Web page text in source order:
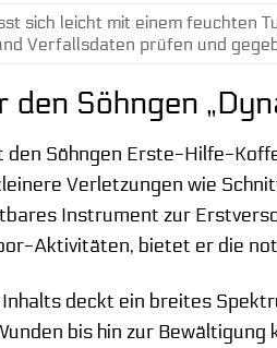
sich leicht mit einem feuchten
Verfallsdaten prüfen und
Söhngen
Söhngen Erste-Hilfe-
Verletzungen wie
Instrument zur
Aktivitäten, bietet er die
deckt ein breites
bis hin zur